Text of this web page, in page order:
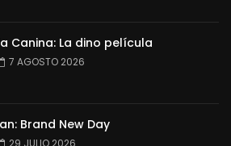
Canina: La dino película
7 AGOSTO 2026
Brand New Day
29 JULIO 2026